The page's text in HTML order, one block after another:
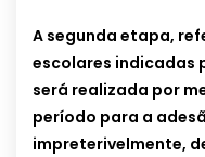
A segunda etapa,
escolares indicadas
será realizada por
período para a
impreterivelmente,